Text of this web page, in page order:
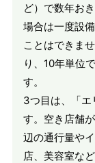
ど）で数年お
場合は一度設
ことはできま
り、10年単位
す。
3つ目は、「エ
す。空き店舗
辺の通行量や
店、美容室な